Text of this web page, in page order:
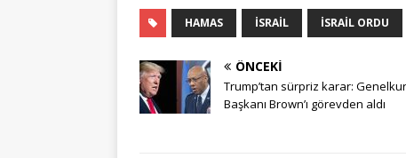
HAMAS İSRAIL İSRAIL ORDU
ÖNCEKI
Trump’tan sürpriz karar:
Başkanı Brown’ı görevden aldı